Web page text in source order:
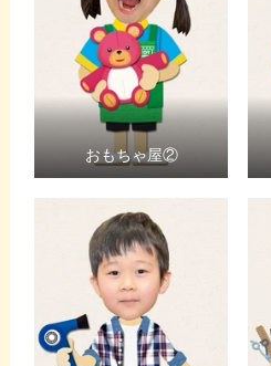
おもちゃ屋②